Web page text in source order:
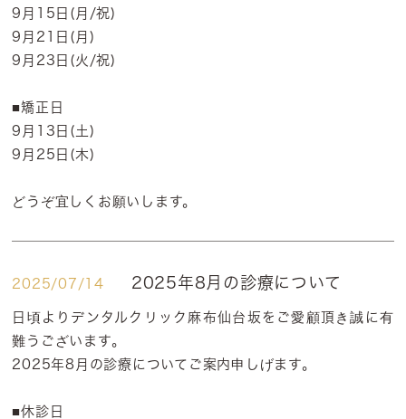
9月15日(月/祝)
9月21日(月)
9月23日(火/祝)
■矯正日
9月13日(土)
9月25日(木)
どうぞ宜しくお願いします。
2025/07/14 2025年8月の診療について
日頃よりデンタルクリック麻布仙台坂をご愛顧頂き誠に有
難うございます。
2025年8月の診療についてご案内申しげます。
■休診日